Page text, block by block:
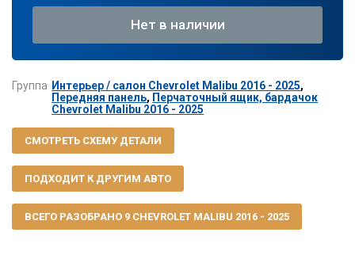
Нет в наличии
Группа Интерьер / салон Chevrolet Malibu 2016 - 2025,
Передняя панель, Перчаточный ящик, бардачок
Chevrolet Malibu 2016 - 2025
СМОТРЕТЬ СХЕМУ ДЕТАЛИ
ПОДХОДИТ К ДРУГИМ АВТО
ВСЕГО РАЗОБРАНО 9 CHEVROLET MALIBU 2016 - 2025